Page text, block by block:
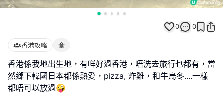
0 0
香港攻略 食
香港係我地出生地，有咩好過香港，唔洗去旅行乜都有，當
然鄉下韓國日本都係熱愛，pizza, 炸雞，和牛烏冬....一樣